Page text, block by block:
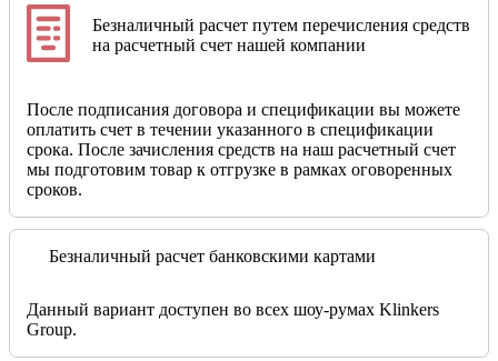
Безналичный расчет путем перечисления средств
на расчетный счет нашей компании
После подписания договора и спецификации вы можете
оплатить счет в течении указанного в спецификации
срока. После зачисления средств на наш расчетный счет
мы подготовим товар к отгрузке в рамках оговоренных
сроков.
Безналичный расчет банковскими картами
Данный вариант доступен во всех шоу-румах Klinkers
Group.